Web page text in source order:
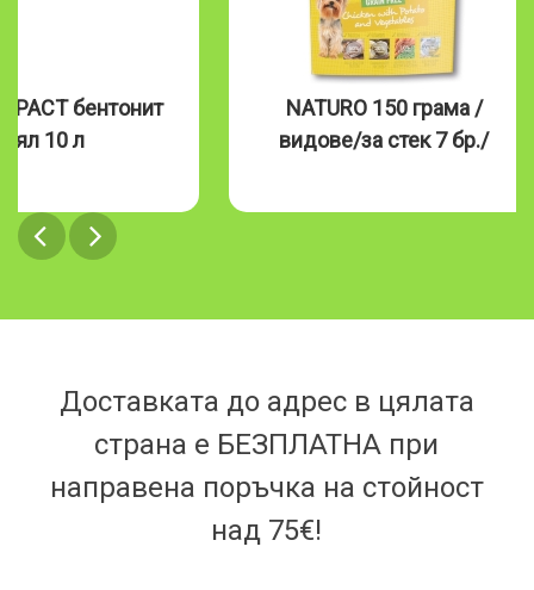
бентонит
бял 10 л
NATURO 150 грама /
видове/за стек 7 бр./
Доставката до адрес в цялата
страна е БЕЗПЛАТНА при
направена поръчка на стойност
над 75€!